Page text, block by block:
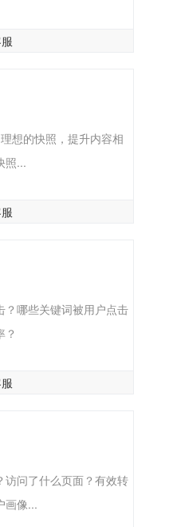
想的快照，提升内容相
照...
？哪些关键词被用户点击
？
访问了什么页面？有效转
画像...